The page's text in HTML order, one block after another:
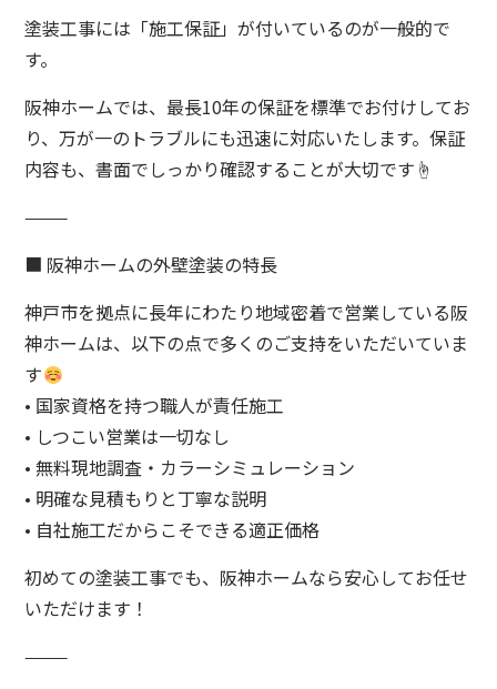
塗装工事には「施工保証」が付いているのが一般的で
す。
阪神ホームでは、最長10年の保証を標準でお付けしてお
り、万が一のトラブルにも迅速に対応いたします。保証
内容も、書面でしっかり確認することが大切です☝️
⸻
■ 阪神ホームの外壁塗装の特長
神戸市を拠点に長年にわたり地域密着で営業している阪
神ホームは、以下の点で多くのご支持をいただいていま
す
• 国家資格を持つ職人が責任施工
• しつこい営業は一切なし
• 無料現地調査・カラーシミュレーション
• 明確な見積もりと丁寧な説明
• 自社施工だからこそできる適正価格
初めての塗装工事でも、阪神ホームなら安心してお任せ
いただけます！
⸻